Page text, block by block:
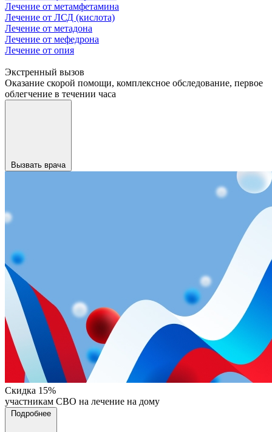
Лечение от метамфетамина
Лечение от ЛСД (кислота)
Лечение от метадона
Лечение от мефедрона
Лечение от опия
Экстренный вызов
Оказание скорой помощи, комплексное обследование, первое
облегчение в течении часа
Вызвать врача
Cкидка 15%
участникам СВО на лечение на дому
Подробнее